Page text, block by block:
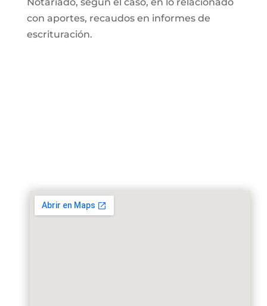
con aportes, recaudos en informes de
escrituración.